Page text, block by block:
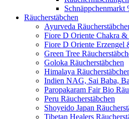
Schnäppchenmarkt
Räucherstäbchen
Ayurveda
Fiore D Oriente Chakra &
Fiore D Oriente Erzengel
Green Tree
Goloka Räucherstäbchen
Himalaya
Indien NAG, Sai Baba,
Paropakaram Fair Bio
Peru Räucherstäbchen
Shoyeido Japan
Tibetan Healers